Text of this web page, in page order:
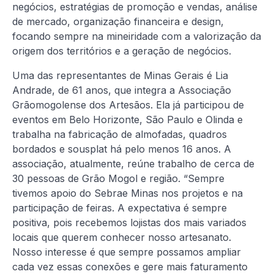
negócios, estratégias de promoção e vendas, análise
de mercado, organização financeira e design,
focando sempre na mineiridade com a valorização da
origem dos territórios e a geração de negócios.
Uma das representantes de Minas Gerais é Lia
Andrade, de 61 anos, que integra a Associação
Grãomogolense dos Artesãos. Ela já participou de
eventos em Belo Horizonte, São Paulo e Olinda e
trabalha na fabricação de almofadas, quadros
bordados e sousplat há pelo menos 16 anos. A
associação, atualmente, reúne trabalho de cerca de
30 pessoas de Grão Mogol e região. “Sempre
tivemos apoio do Sebrae Minas nos projetos e na
participação de feiras. A expectativa é sempre
positiva, pois recebemos lojistas dos mais variados
locais que querem conhecer nosso artesanato.
Nosso interesse é que sempre possamos ampliar
cada vez essas conexões e gere mais faturamento